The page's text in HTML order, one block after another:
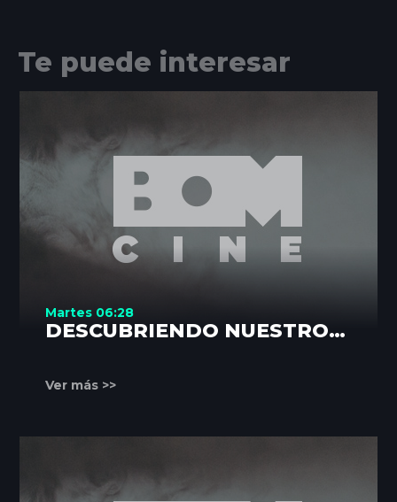
Te puede interesar
Martes 06:28
DESCUBRIENDO NUESTROS
Ver más >>